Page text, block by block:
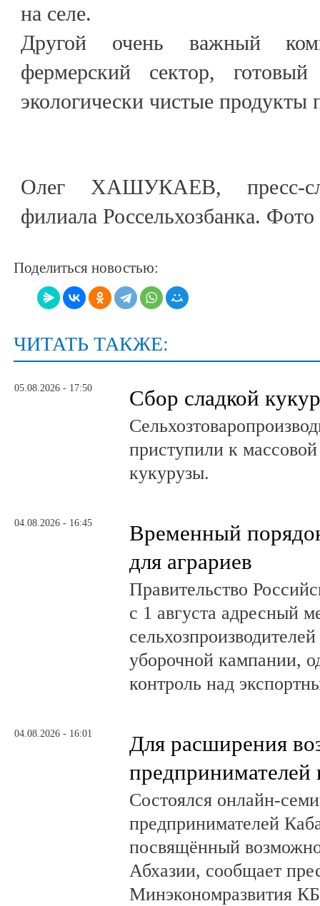
на селе.
Другой очень важный
фермерский сектор, готовый
экологически чистые
Олег ХАШУКАЕВ, пресс-
филиала Россельхозбанка. Фото
Поделиться новостью:
ЧИТАТЬ ТАКЖЕ:
05.08.2026 - 17:50 Сбор сладкой
приступили к
кукурузы.
04.08.2026 - 16:45
Временный
для аграриев
Правительство
с 1 августа адресный
уборочной кампании,
контроль над
04.08.2026 - 16:01
Для расширения
предпринимателей
Состоялся онлайн-
предпринимателей
посвящённый
Абхазии, сообщает
Минэкономразвития